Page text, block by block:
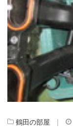
鶴田の部屋 |